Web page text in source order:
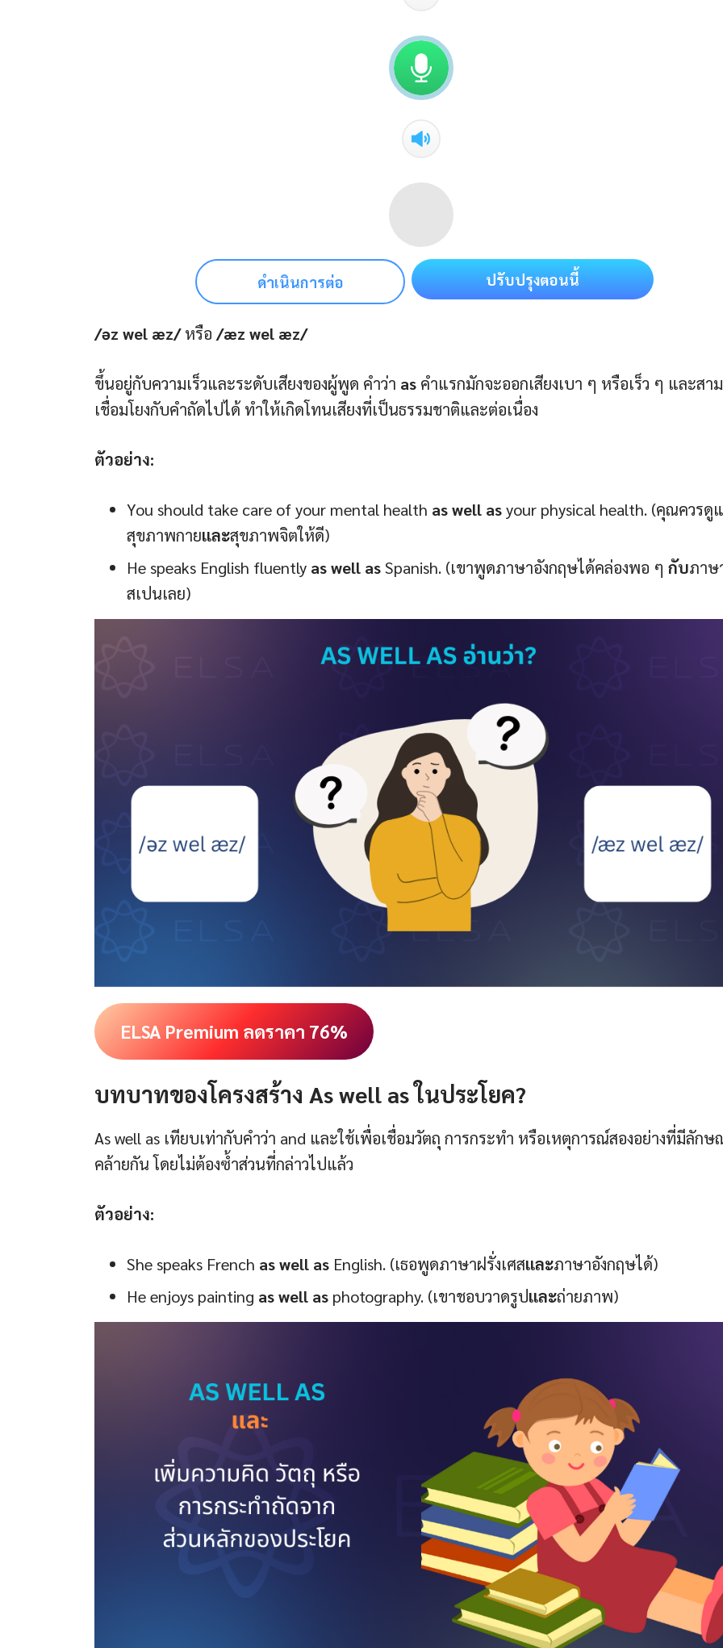
ดำเนินการต่อ ปรับปรุงตอนนี้
/əz wel æz/หรือ /æz wel æz/
ขึ้นอยู่กับความเร็วและระดับเสียงของผู้พูด คำว่า as คําแรกมักจะออกเสียงเบา ๆ หรือเร็ว ๆ และสา
เชื่อมโยงกับคำถัดไปได้ ทำให้เกิดโทนเสียงที่เป็นธรรมชาติและต่อเนื่อง
ตัวอย่าง:
You should take care of your mental health as well asyour physical health. (คุณควรดู
สุขภาพกายและสุขภาพจิตให้ดี)
He speaks English fluently as well asSpanish. (เขาพูดภาษาอังกฤษได้คล่องพอ ๆ กับภาษ
สเปนเลย)
ELSA Premium ลดราคา 76%
บทบาทของโครงสร้าง As well as ในประโยค?
As well as เทียบเท่ากับคำว่า and และใช้เพื่อเชื่อมวัตถุ การกระทำ หรือเหตุการณ์สองอย่างที่มีลัก
คล้ายกัน โดยไม่ต้องซ้ำส่วนที่กล่าวไปแล้ว
ตัวอย่าง:
She speaks French as well as English. (เธอพูดภาษาฝรั่งเศสและภาษาอังกฤษได้)
He enjoys painting as well as photography. (เขาชอบวาดรูปและถ่ายภาพ)